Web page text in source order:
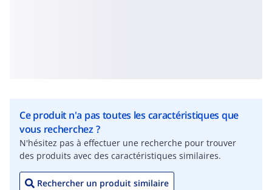
Ce produit n'a pas toutes les caractéristiques que
vous recherchez ?
N'hésitez pas à effectuer une recherche pour trouver
des produits avec des caractéristiques similaires.
Rechercher un produit similaire